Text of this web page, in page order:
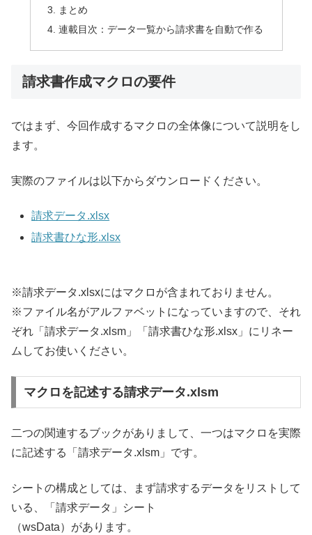
まとめ
連載目次：データ一覧から請求書を自動で作る
請求書作成マクロの要件
ではまず、今回作成するマクロの全体像について説明をし
ます。
実際のファイルは以下からダウンロードください。
請求データ.xlsx
請求書ひな形.xlsx
※請求データ.xlsxにはマクロが含まれておりません。
※ファイル名がアルファベットになっていますので、それ
ぞれ「請求データ.xlsm」「請求書ひな形.xlsx」にリネー
ムしてお使いください。
マクロを記述する請求データ.xlsm
二つの関連するブックがありまして、一つはマクロを実際
に記述する「請求データ.xlsm」です。
シートの構成としては、まず請求するデータをリストして
いる、「請求データ」シート
（wsData）があります。